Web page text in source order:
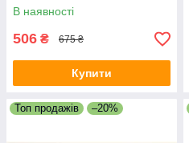
В наявності
506 ₴ 675 ₴
Купити
Топ продажів –20%